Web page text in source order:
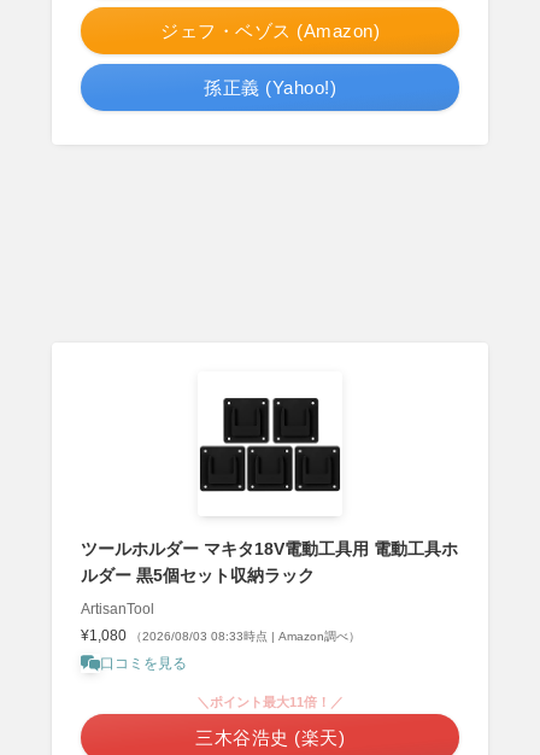
ジェフ・ベゾス (Amazon)
孫正義 (Yahoo!)
ツールホルダー マキタ18V電動工具用 電動工具ホ
ルダー 黒5個セット収納ラック
ArtisanTool
¥1,080
（2026/08/03 08:33時点 | Amazon調べ）
口コミを見る
＼ポイント最大11倍！／
三木谷浩史 (楽天)